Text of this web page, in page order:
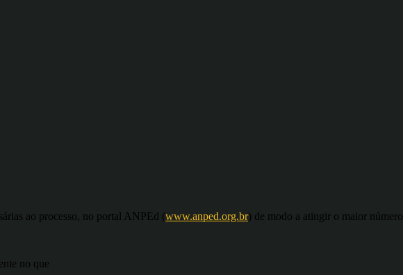
ao processo, no portal ANPEd (www.anped.org.br) de modo a atingir o maior número
no que